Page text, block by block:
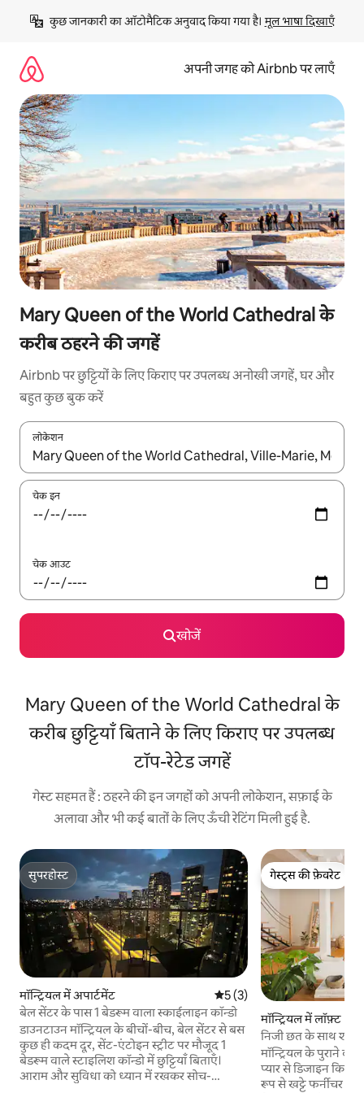
छोड़कर
कॉन्टेंट
कुछ जानकारी का ऑटोमैटिक अनुवाद किया गया है। मूल भाषा दिखाएँ
अपनी जगह को Airbnb पर लाएँ
Mary Queen of the World Cathedral के
करीब ठहरने की जगहें
Airbnb पर छुट्टियों के लिए किराए पर उपलब्ध अनोखी जगहें, घर और
बहुत कुछ बुक करें
लोकेशन
नतीजों के उपलब्ध होने पर, अप और डाउन 'ऐरो की' का इस्तेमाल करके नेविगेट
चेक इन
चेक आउट
खोजें
Mary Queen of the World Cathedral के
करीब छुट्टियाँ बिताने के लिए किराए पर उपलब्ध
टॉप-रेटेड जगहें
गेस्ट सहमत हैं : ठहरने की इन जगहों को अपनी लोकेशन, सफ़ाई के
अलावा और भी कई बातों के लिए ऊँची रेटिंग मिली हुई है.
सुपरहोस्ट
सुपरहोस्ट
मॉन्ट्रियल में अपार्टमेंट औसत रेटिंग 5 में से 5, 3 समीक्षाएँ
5 (3)
बेल सेंटर के पास 1 बेडरूम वाला स्काईलाइन कॉन्डो
डाउनटाउन मॉन्ट्रियल के बीचों-बीच, बेल सेंटर से बस
कुछ ही कदम दूर, सेंट-एंटोइन स्ट्रीट पर मौजूद 1
बेडरूम वाले स्टाइलिश कॉन्डो में छुट्टियाँ बिताएँ।
आराम और सुविधा को ध्यान में रखकर सोच-
गेस्ट्स की फ़ेवरेट
गेस्ट्स की फ़ेवरेट
मॉन्ट्रियल में लॉफ़्ट
निजी छत के साथ
घर।
मॉन्ट्रियल के पुराने
प्यार से डिजाइन किया
रूप से खट्टे फर्नीचर के